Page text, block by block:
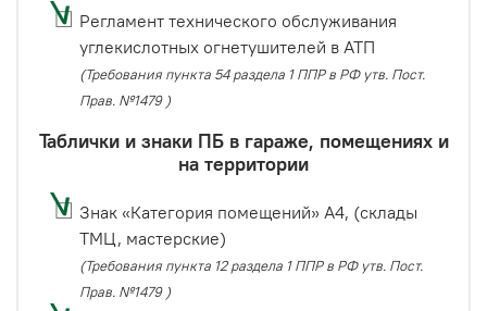
Регламент технического обслуживания
углекислотных огнетушителей в АТП
(Требования пункта 54 раздела 1 ППР в РФ утв. Пост.
Прав. №1479 )
Таблички и знаки ПБ в гараже, помещениях и
на территории
Знак «Категория помещений» А4, (склады
ТМЦ, мастерские)
(Требования пункта 12 раздела 1 ППР в РФ утв. Пост.
Прав. №1479 )